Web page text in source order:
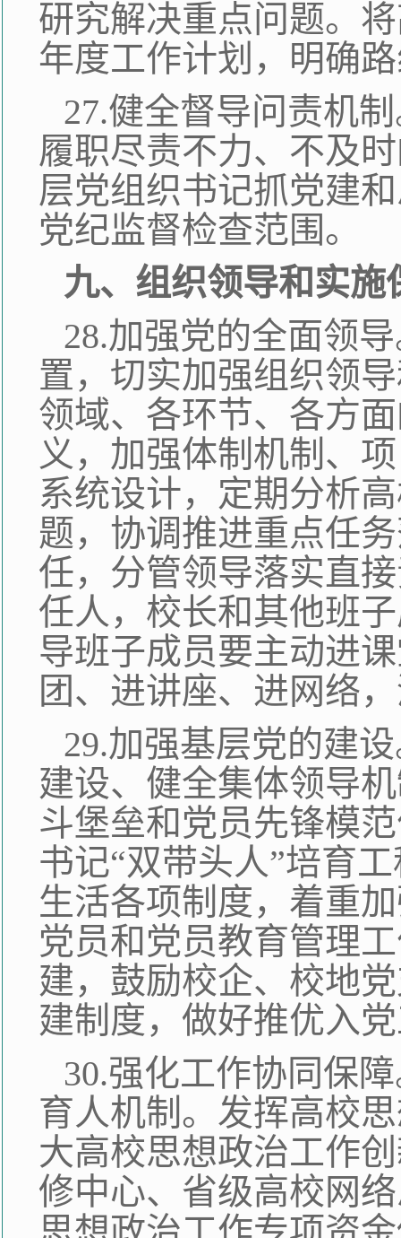
研究解决重点问题。
年度工作计划，明确
27.健全督导问责机
履职尽责不力、不及
层党组织书记抓党建
党纪监督检查范围。
九、组织领导和实施
28.加强党的全面领
置，切实加强组织领
领域、各环节、各方
义，加强体制机制、
系统设计，定期分析
题，协调推进重点任
任，分管领导落实直
任人，校长和其他班
导班子成员要主动进
团、进讲座、进网络
29.加强基层党的建
建设、健全集体领导
斗堡垒和党员先锋模
书记“双带头人”培育
生活各项制度，着重
党员和党员教育管理
建，鼓励校企、校地
建制度，做好推优入
30.强化工作协同保
育人机制。发挥高校
大高校思想政治工作
修中心、省级高校网